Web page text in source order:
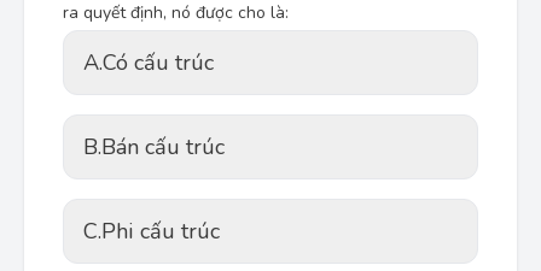
ra quyết định, nó được cho là:
A.Có cấu trúc
B.Bán cấu trúc
C.Phi cấu trúc